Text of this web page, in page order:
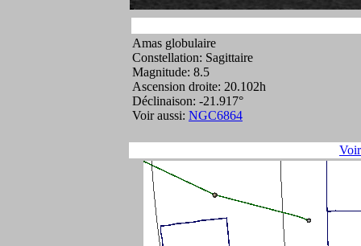
Amas globulaire
Constellation: Sagittaire
Magnitude: 8.5
Ascension droite: 20.102h
Déclinaison: -21.917°
Voir aussi: NGC6864